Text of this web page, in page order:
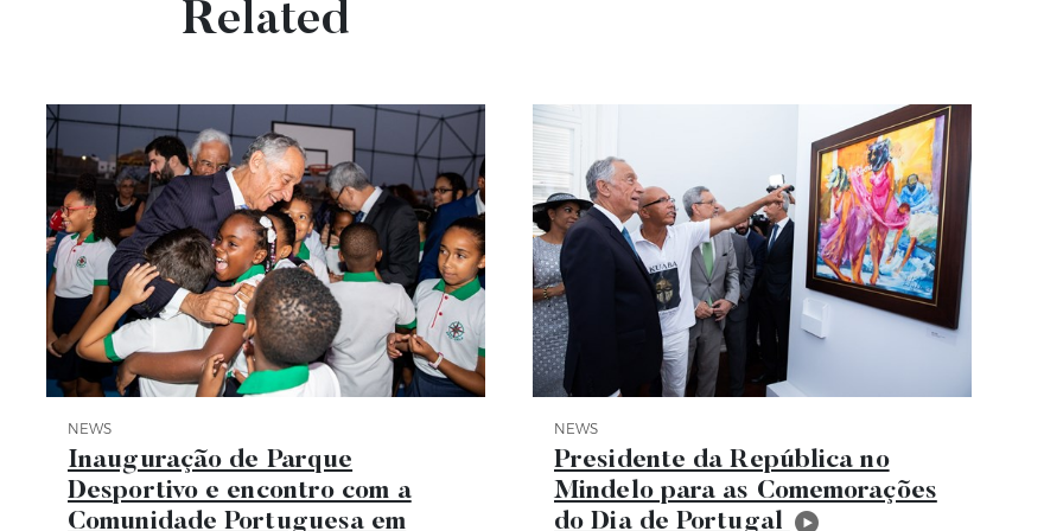
Related
Category News
NEWS
Inauguração de Parque
Desportivo e encontro com a
Comunidade Portuguesa em
Category News
NEWS
Presidente da República no
Mindelo para as Comemorações
do Dia de Portugal